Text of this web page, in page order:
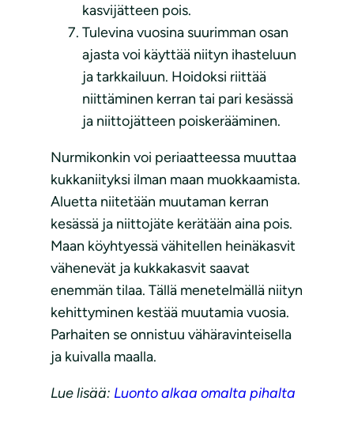
kasvijätteen pois.
Tulevina vuosina suurimman osan
ajasta voi käyttää niityn ihasteluun
ja tarkkailuun. Hoidoksi riittää
niittäminen kerran tai pari kesässä
ja niittojätteen poiskerääminen.
Nurmikonkin voi periaatteessa muuttaa
kukkaniityksi ilman maan muokkaamista.
Aluetta niitetään muutaman kerran
kesässä ja niittojäte kerätään aina pois.
Maan köyhtyessä vähitellen heinäkasvit
vähenevät ja kukkakasvit saavat
enemmän tilaa. Tällä menetelmällä niityn
kehittyminen kestää muutamia vuosia.
Parhaiten se onnistuu vähäravinteisella
ja kuivalla maalla.
Lue lisää: Luonto alkaa omalta pihalta